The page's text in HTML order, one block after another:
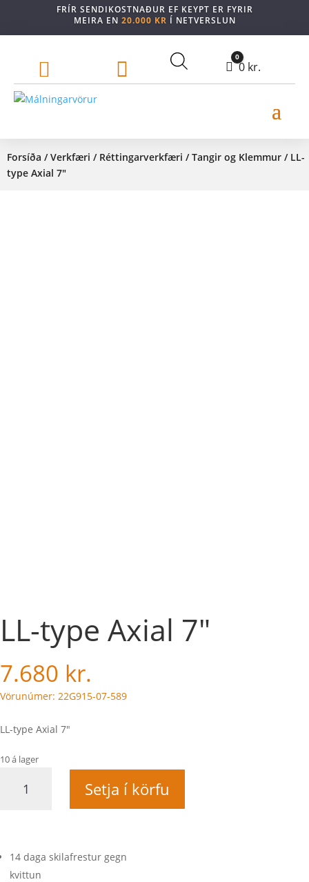
FRÍR SENDIKOSTNAÐUR EF KEYPT ER FYRIR
MEIRA EN 20.000 KR Í NETVERSLUN
  Cart
0
0 kr.
Forsíða /Verkfæri / Réttingarverkfæri /Tangir og Klemmur / LL-
type Axial 7″
LL-type Axial 7″
7.680 kr.
Vörunúmer: 22G915-07-589
LL-type Axial 7"
10 á lager
Setja í körfu
14 daga skilafrestur gegn
kvittun